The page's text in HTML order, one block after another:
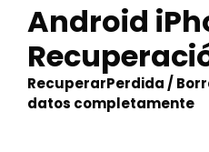
content
Android
RecuperarPerdida /
datos completamente